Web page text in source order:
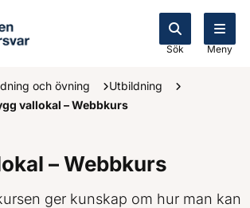
Sök Meny
och övning
Utbildning
vallokal – Webbkurs
– Webbkurs
ger kunskap om hur man kan